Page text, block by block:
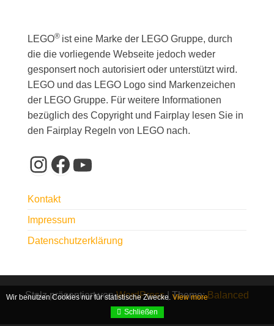
LEGO® ist eine Marke der LEGO Gruppe, durch
die die vorliegende Webseite jedoch weder
gesponsert noch autorisiert oder unterstützt wird.
LEGO und das LEGO Logo sind Markenzeichen
der LEGO Gruppe. Für weitere Informationen
bezüglich des Copyright und Fairplay lesen Sie in
den Fairplay Regeln von LEGO nach.
Instagram
Facebook
YouTube
Kontakt
Impressum
Datenschutzerklärung
Stolz präsentiert vonWordPress | Theme:Balanced
Blog
Wir benutzen Cookies nur für statistische Zwecke. View more
Schließen